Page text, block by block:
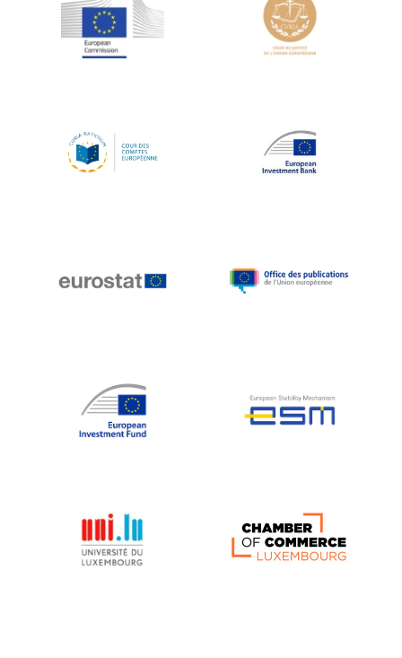
Jean-Louis Schiltz
Jean-Victor Louis
Johnny Åkerholm
Katharien L.C. Hunt
Klaus-Heiner Lehne
Koen LENAERTS
Lars Heikensten
Lucas Papademos
Máire Geoghegan-Quinn